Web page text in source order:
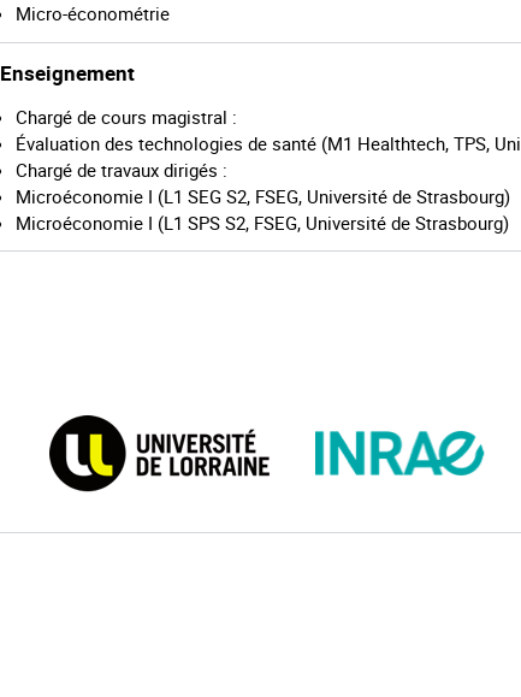
Micro-économétrie
Enseignement
Chargé de cours magistral :
Évaluation des technologies de santé (M1 Healthtech, TPS,
Chargé de travaux dirigés :
Microéconomie I (L1 SEG S2, FSEG, Université de Strasbourg)
Microéconomie I (L1 SPS S2, FSEG, Université de Strasbourg)